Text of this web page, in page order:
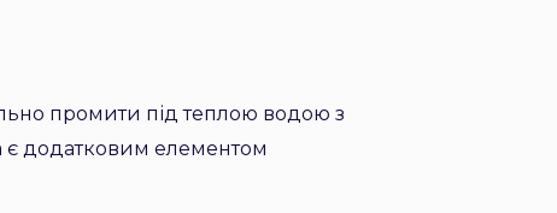
промити під теплою водою з
є додатковим елементом